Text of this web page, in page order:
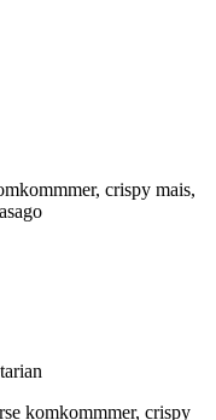
crispy mais,
komkommmer, crispy